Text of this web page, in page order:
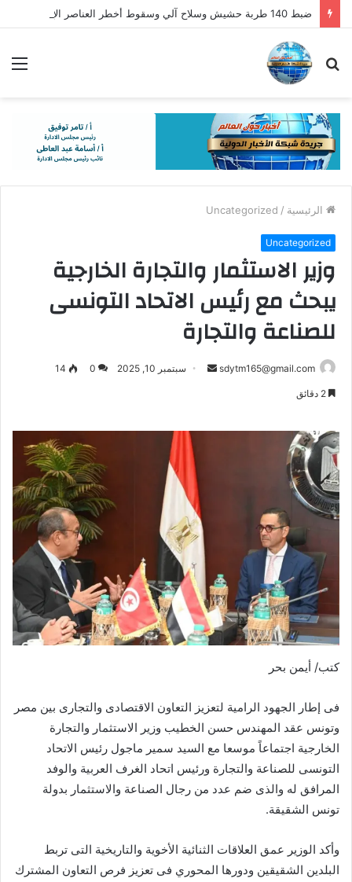
بحث
الرئيسية /
Uncategorized
Uncategorized
وزير الاستثمار والتجارة الخارجية
يبحث مع رئيس الاتحاد التونسى
للصناعة والتجارة
sdytm165@gmail.com
أرسل سبتمبر 10, 2025 0
14
كتب/ أيمن بحر
فى إطار الجهود الرامية لتعزيز التعاون الاقتصادى والتجارى بين مصر
وتونس عقد المهندس حسن الخطيب وزير الاستثمار والتجارة
الخارجية اجتماعاً موسعا مع السيد سمير ماجول رئيس الاتحاد
التونسى للصناعة والتجارة ورئيس اتحاد الغرف العربية والوفد
المرافق له والذى ضم عدد من رجال الصناعة والاستثمار بدولة
تونس الشقيقة.
وأكد الوزير عمق العلاقات الثنائية الأخوية والتاريخية التى تربط
البلدين الشقيقين ودورها المحوري فى تعزيز فرص التعاون المشترك